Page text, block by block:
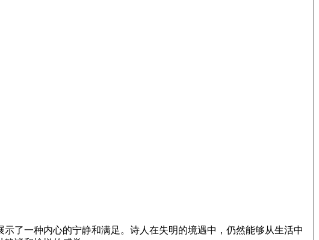
了一种内心的宁静和满足。诗人在失明的境遇中，仍然能够从生活中